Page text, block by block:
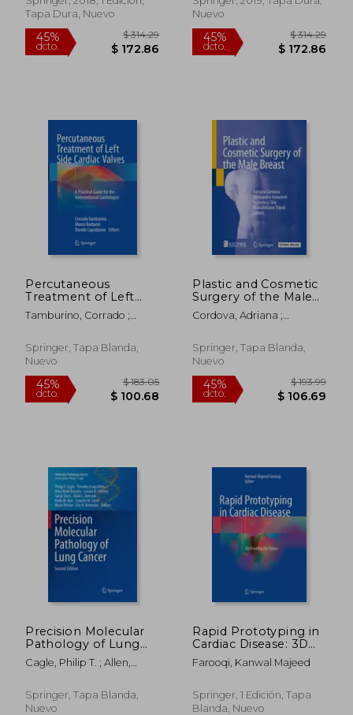
Tapa Dura, Nuevo
Nuevo
45%
dcto.
Percutaneous
Treatment of Left
Side Cardiac Valves: A
Practical Guide for the
Cardiologist (en
Inglés)
Tamburino, Corrado ;
Capodanno, Davide
Springer, Tapa Blanda,
Nuevo
45%
Plastic and Cosmetic
Surgery of the Male
Breast (en Inglés)
Cordova, Adriana ;
Francesca
Springer, Tapa Blanda,
Nuevo
45%
Precision Molecular
Pathology of Lung
Cancer (en Inglés)
Cagle, Philip T. ; Allen,
Mary Beth
Springer, Tapa Blanda,
Nuevo
Rapid Prototyping in
Cardiac Disease: 3D
Printing the Heart
(en Inglés)
Farooqi, Kanwal Majeed
Springer, 1 Edición, Tapa
Blanda, Nuevo